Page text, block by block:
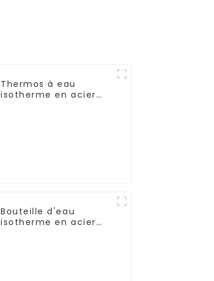
Thermos à eau
isotherme en acier
Bouteille d'eau
isotherme en acier